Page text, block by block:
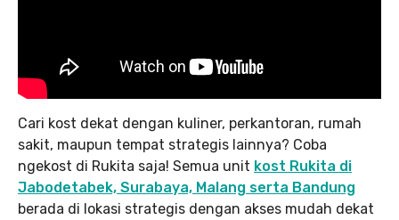
Cari kost dekat dengan kuliner, perkantoran, rumah
sakit, maupun tempat strategis lainnya? Coba
ngekost di Rukita saja! Semua unit kost Rukita di
Jabodetabek, Surabaya, Malang serta Bandung
berada di lokasi strategis dengan akses mudah dekat